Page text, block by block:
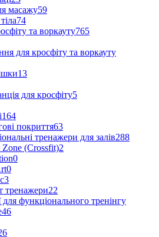
масажу59
74
та воркауту765
для кросфіту та воркауту
13
для кросфіту5
164
покриття63
тренажери для залів288
Zone (Crossfit)2
0
0
3
тренажери22
для функціонального тренінгу
46